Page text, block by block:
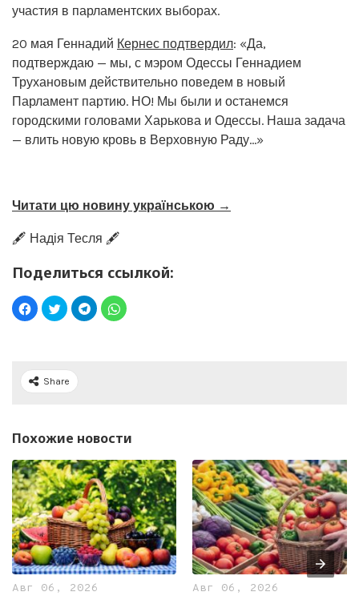
участия в парламентских выборах.
20 мая Геннадий Кернес подтвердил: «Да,
подтверждаю — мы, с мэром Одессы Геннадием
Трухановым действительно поведем в новый
Парламент партию. НО! Мы были и останемся
городскими головами Харькова и Одессы. Наша задача
— влить новую кровь в Верховную Раду…»
Читати цю новину українською →
🖋️ Надія Тесля 🖋️
Поделиться ссылкой:
Share
Похожие новости
Авг 06, 2026 Авг 06, 2026